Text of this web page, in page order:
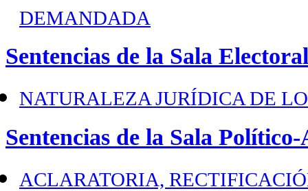
DEMANDADA
Sentencias de la Sala Electoral
NATURALEZA JURÍDICA DE
Sentencias de la Sala
ACLARATORIA,